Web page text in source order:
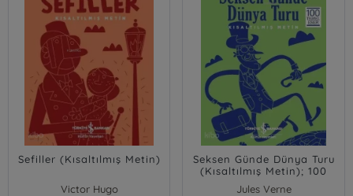
Sefiller (Kısaltılmış Metin)
Victor Hugo
Seksen Günde Dünya Turu
(Kısaltılmış Metin); 100
Temel Eser
Jules Verne